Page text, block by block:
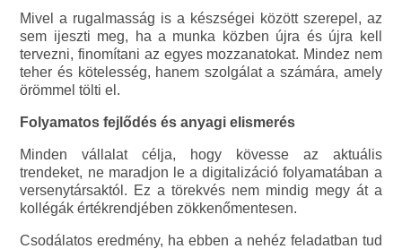
Mivel a rugalmasság is a készségei között szerepel, az
sem ijeszti meg, ha a munka közben újra és újra kell
tervezni, finomítani az egyes mozzanatokat. Mindez nem
teher és kötelesség, hanem szolgálat a számára, amely
örömmel tölti el.
Folyamatos fejlődés és anyagi elismerés
Minden vállalat célja, hogy kövesse az aktuális
trendeket, ne maradjon le a digitalizáció folyamatában a
versenytársaktól. Ez a törekvés nem mindig megy át a
kollégák értékrendjében zökkenőmentesen.
Csodálatos eredmény, ha ebben a nehéz feladatban tud